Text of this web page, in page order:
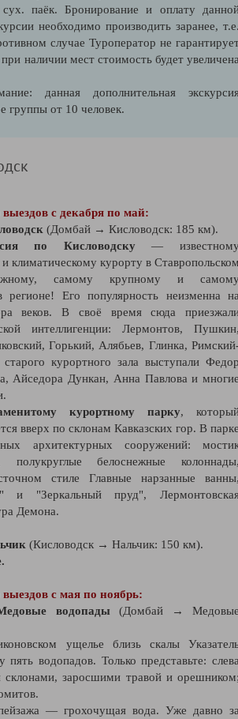
сух. паёк. Бронирование и оплату
необходимо производить заранее,
случае Туроператор не
наличии мест стоимость будет
данная дополнительная
группы от 10 человек.
с декабря по май:
(Домбай → Кисловодск: 185 км).
по Кисловодску—
климатическому курорту в
самому крупному и
регионе! Его популярность неизменна
веков. В своё время сюда
интеллигенции: Лермонтов,
Горький, Алябьев, Глинка,
курортного зала выступали
Айседора Дункан, Анна Павлова и
курортному парку,
вверх по склонам Кавказских гор. В
архитектурных сооружений:
полукруглые белоснежные
стиле Главные нарзанные
и "Зеркальный пруд",
Демона.
(Кисловодск → Нальчик: 150 км).
с мая по ноябрь:
водопады (Домбай →
ущелье близь скалы
пять водопадов. Только представьте:
заросшими травой и
— грохочущая вода. Уже давно